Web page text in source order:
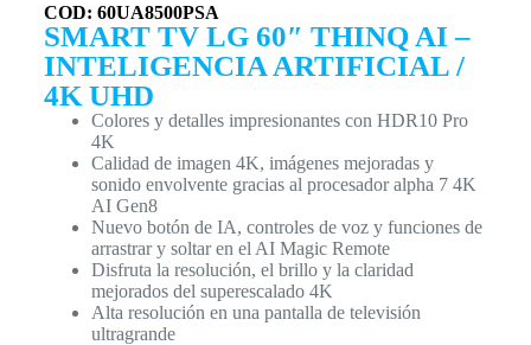
COD: 60UA8500PSA
SMART TV LG 60″ THINQ AI –
INTELIGENCIA ARTIFICIAL /
4K UHD
Colores y detalles impresionantes con HDR10 Pro
4K
Calidad de imagen 4K, imágenes mejoradas y
sonido envolvente gracias al procesador alpha 7 4K
AI Gen8
Nuevo botón de IA, controles de voz y funciones de
arrastrar y soltar en el AI Magic Remote
Disfruta la resolución, el brillo y la claridad
mejorados del superescalado 4K
Alta resolución en una pantalla de televisión
ultragrande